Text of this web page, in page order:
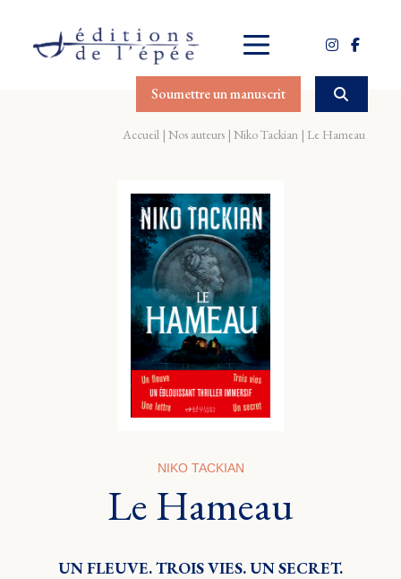
Soumettre un manuscrit
Accueil Nos auteurs Niko Tackian Le Hameau
NIKO TACKIAN
Le Hameau
UN FLEUVE. TROIS VIES. UN SECRET.